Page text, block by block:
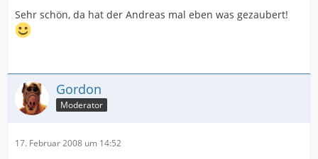
Sehr schön, da hat der Andreas mal eben was gezaubert!
Gordon
Moderator
17. Februar 2008 um 14:52